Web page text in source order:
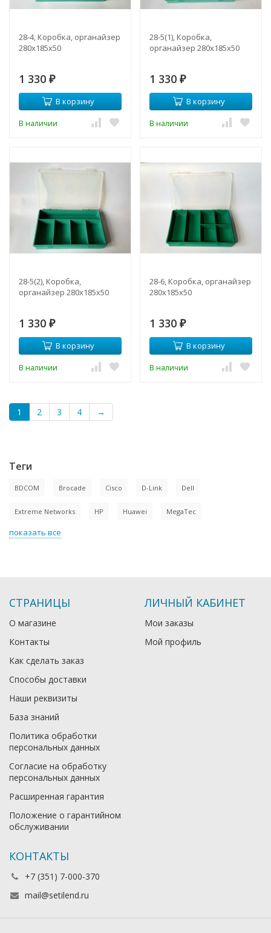
28-4, Коробка, органайзер
280х185х50
1 330 ₽
В корзину
В наличии
28-5(1), Коробка,
органайзер 280х185х50
1 330 ₽
В корзину
В наличии
28-5(2), Коробка,
органайзер 280х185х50
1 330 ₽
В корзину
В наличии
28-6, Коробка, органайзер
280х185х50
1 330 ₽
В корзину
В наличии
1 2 3 4 →
Теги
BDCOM Brocade Cisco D-Link Dell
Extreme Networks HP Huawei MegaTec
показать все
СТРАНИЦЫ
О магазине
Контакты
Как сделать заказ
Способы доставки
Наши реквизиты
База знаний
Политика обработки
персональных данных
Согласие на обработку
персональных данных
Расширенная гарантия
Положение о гарантийном
обслуживании
ЛИЧНЫЙ КАБИНЕТ
Мои заказы
Мой профиль
КОНТАКТЫ
+7 (351) 7-000-370
mail@setilend.ru